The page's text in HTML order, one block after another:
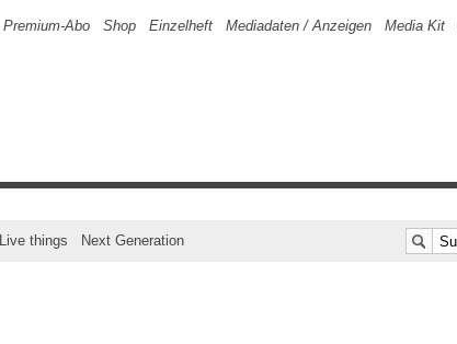
Premium-Abo Shop Einzelheft Mediadaten / Anzeigen Media Kit
Live things Next Generation